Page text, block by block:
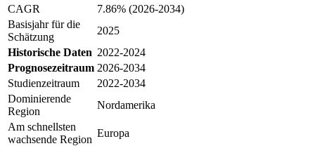
CAGR
7.86% (2026-2034)
Basisjahr für die
Schätzung
2025
Historische Daten 2022-2024
Prognosezeitraum 2026-2034
Studienzeitraum
2022-2034
Dominierende
Region
Nordamerika
Am schnellsten
wachsende Region
Europa